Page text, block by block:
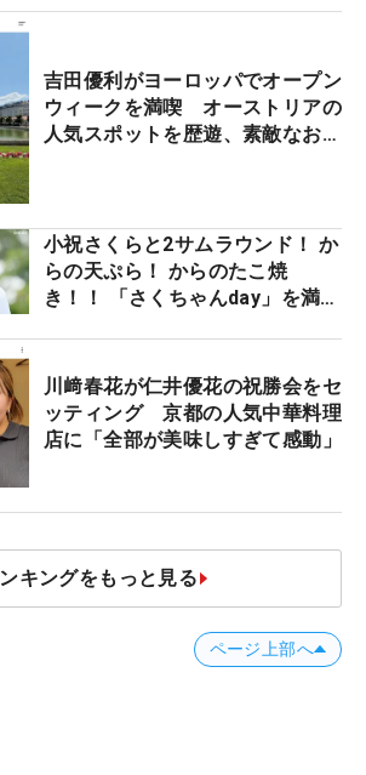
吉田優利がヨーロッパでオープン
ウィークを満喫 オーストリアの
人気スポットを歴遊、素敵なお土
小祝さくらと2サムラウンド！ か
らの天ぷら！ からのたこ焼
き！！ 「さくちゃんday」を満喫
川﨑春花が仁井優花の祝勝会をセ
ッティング 京都の人気中華料理
店に「全部が美味しすぎて感動」
キングをもっと見る
ページ上部へ